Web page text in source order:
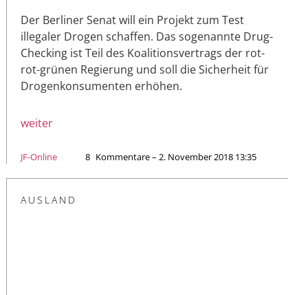
Der Berliner Senat will ein Projekt zum Test
illegaler Drogen schaffen. Das sogenannte Drug-
Checking ist Teil des Koalitionsvertrags der rot-
rot-grünen Regierung und soll die Sicherheit für
Drogenkonsumenten erhöhen.
weiter
JF-Online 8 Kommentare – 2. November 2018 13:35
AUSLAND